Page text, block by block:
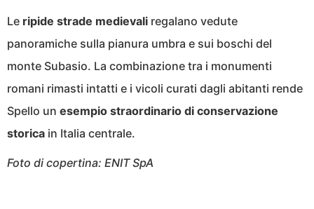
Le ripide strade medievali regalano vedute
panoramiche sulla pianura umbra e sui boschi del
monte Subasio. La combinazione tra i monumenti
romani rimasti intatti e i vicoli curati dagli abitanti rende
Spello un esempio straordinario di conservazione
storica in Italia centrale.
Foto di copertina: ENIT SpA